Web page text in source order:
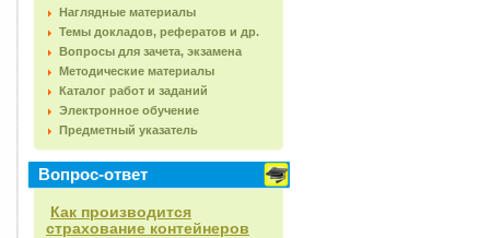
Наглядные материалы
Темы докладов, рефератов и др.
Вопросы для зачета, экзамена
Методические материалы
Каталог работ и заданий
Электронное обучение
Предметный указатель
Вопрос-ответ
Как производится
страхование контейнеров